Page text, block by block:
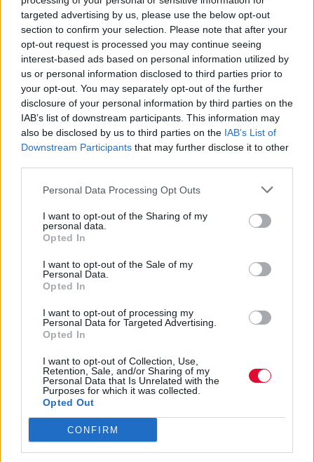
targeted advertising by us, please use the below opt-out
section to confirm your selection. Please note that after your
opt-out request is processed you may continue seeing
interest-based ads based on personal information utilized by
us or personal information disclosed to third parties prior to
your opt-out. You may separately opt-out of the further
disclosure of your personal information by third parties on the
IAB’s list of downstream participants. This information may
also be disclosed by us to third parties on the IAB’s List of
Downstream Participants that may further disclose it to other
Personal Data Processing Opt Outs
I want to opt-out of the Sharing of my
personal data.
Opted In
I want to opt-out of the Sale of my
Personal Data.
Opted In
I want to opt-out of processing my
Personal Data for Targeted Advertising.
Opted In
I want to opt-out of Collection, Use,
Retention, Sale, and/or Sharing of my
Personal Data that Is Unrelated with the
Purposes for which it was collected.
Opted Out
CONFIRM
Ποια είναι τα δύο πρώτα Xbox
παιχνίδια που μετατρέπονται σε
multiplatform;
του Nintendo Direct
Ναταλία Πετρίτη
22.02.2024